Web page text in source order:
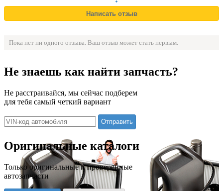
Пока нет ни одного отзыва. Ваш отзыв может стать первым.
Не знаешь как найти запчасть?
Не расстраивайся, мы сейчас подберем
для тебя самый четкий вариант
Оригинальные каталоги
Только оригинальные и проверенные
автозапчасти